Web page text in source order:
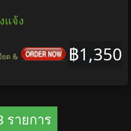
แจ้ง
฿1,350
ยด &
รายการ